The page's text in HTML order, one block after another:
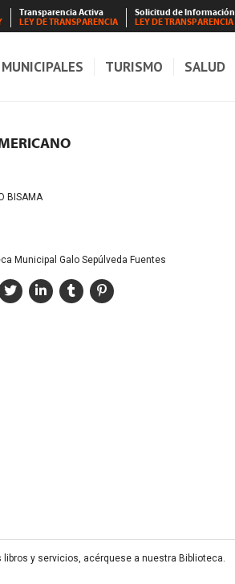
Transparencia Activa
LEY DE TRANSPARENCIA
Solicitud de Información
LEY DE TRANSPARENCIA
TURISMO SALUD
BISAMA
Municipal Galo Sepúlveda Fuentes
libros y servicios, acérquese a nuestra Biblioteca.